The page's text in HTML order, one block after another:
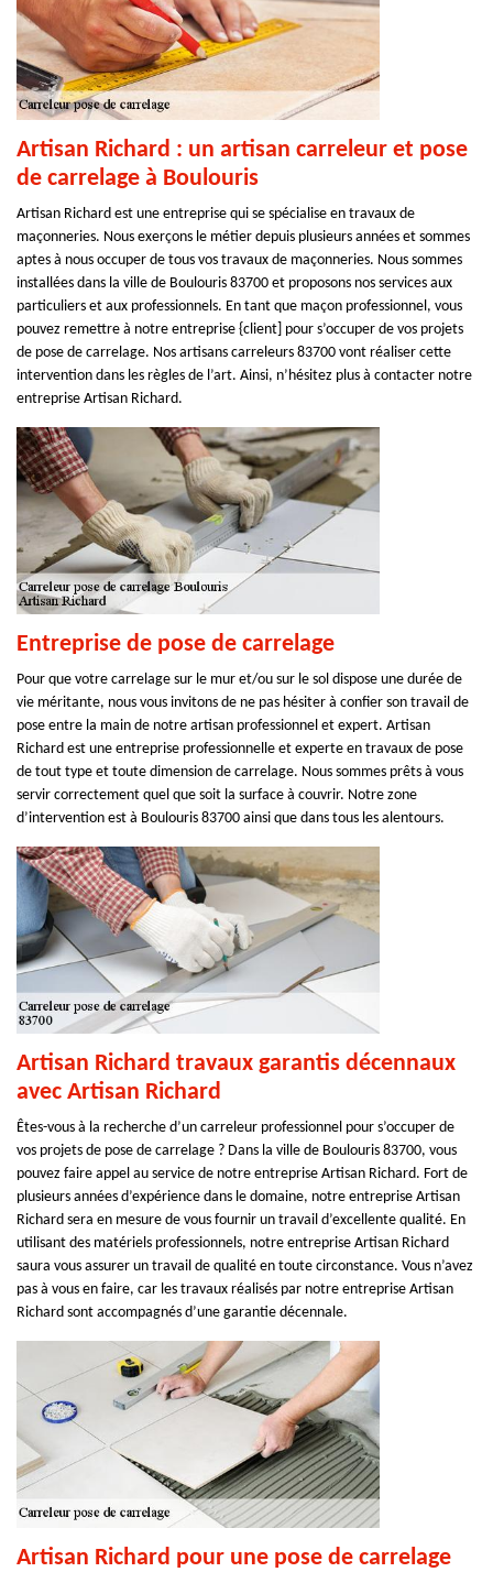
Artisan Richard : un artisan carreleur et pose
de carrelage à Boulouris
Artisan Richard est une entreprise qui se spécialise en travaux de
maçonneries. Nous exerçons le métier depuis plusieurs années et sommes
aptes à nous occuper de tous vos travaux de maçonneries. Nous sommes
installées dans la ville de Boulouris 83700 et proposons nos services aux
particuliers et aux professionnels. En tant que maçon professionnel, vous
pouvez remettre à notre entreprise {client] pour s’occuper de vos projets
de pose de carrelage. Nos artisans carreleurs 83700 vont réaliser cette
intervention dans les règles de l’art. Ainsi, n’hésitez plus à contacter notre
entreprise Artisan Richard.
Entreprise de pose de carrelage
Pour que votre carrelage sur le mur et/ou sur le sol dispose une durée de
vie méritante, nous vous invitons de ne pas hésiter à confier son travail de
pose entre la main de notre artisan professionnel et expert. Artisan
Richard est une entreprise professionnelle et experte en travaux de pose
de tout type et toute dimension de carrelage. Nous sommes prêts à vous
servir correctement quel que soit la surface à couvrir. Notre zone
d’intervention est à Boulouris 83700 ainsi que dans tous les alentours.
Artisan Richard travaux garantis décennaux
avec Artisan Richard
Êtes-vous à la recherche d’un carreleur professionnel pour s’occuper de
vos projets de pose de carrelage ? Dans la ville de Boulouris 83700, vous
pouvez faire appel au service de notre entreprise Artisan Richard. Fort de
plusieurs années d’expérience dans le domaine, notre entreprise Artisan
Richard sera en mesure de vous fournir un travail d’excellente qualité. En
utilisant des matériels professionnels, notre entreprise Artisan Richard
saura vous assurer un travail de qualité en toute circonstance. Vous n’avez
pas à vous en faire, car les travaux réalisés par notre entreprise Artisan
Richard sont accompagnés d’une garantie décennale.
Artisan Richard pour une pose de carrelage